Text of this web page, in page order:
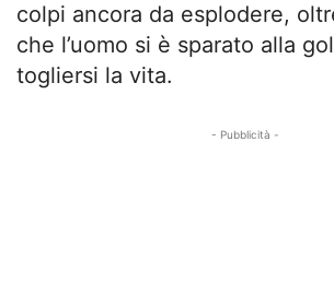
colpi ancora da esplodere,
che l’uomo si è sparato alla
togliersi la vita.
- Pubblicità -